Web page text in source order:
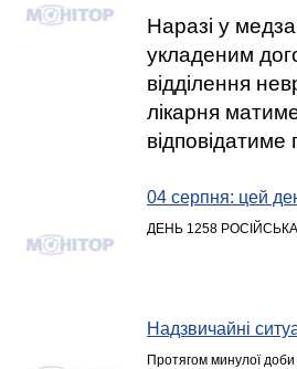
Наразі у
укладеним
відділення
лікарня
04 серпня: цей
ДЕНЬ 1258 РОСІЙСЬКА
Надзвичайні
Протягом минулої